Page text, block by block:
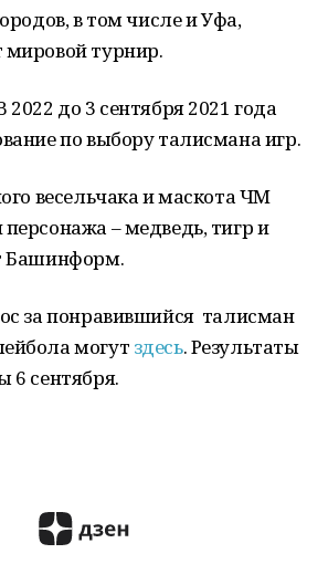
в том числе и Уфа,
турнир.
2022 до 3 сентября 2021 года
по выбору талисмана игр.
весельчака и маскота ЧМ
– медведь, тигр и
Башинформ.
за понравившийся талисман
могут здесь. Результаты
6 сентября.